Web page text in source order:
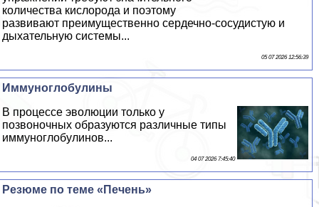
количества кислорода и поэтому
развивают преимущественно сердечно-сосудистую и
дыхательную системы...
05 07 2026 12:56:39
Иммуноглобулины
В процессе эволюции только у
позвоночных образуются различные типы
иммуноглобулинов...
04 07 2026 7:45:40
Резюме по теме «Печень»